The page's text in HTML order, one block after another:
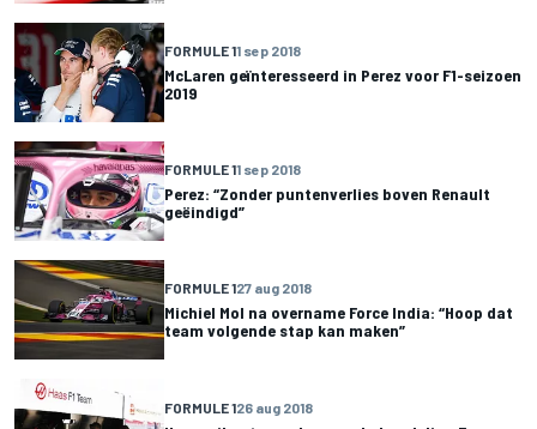
FORMULE 11 sep 2018
McLaren geïnteresseerd in Perez voor F1-seizoen
2019
FORMULE 11 sep 2018
Perez: “Zonder puntenverlies boven Renault
geëindigd”
FORMULE 127 aug 2018
Michiel Mol na overname Force India: “Hoop dat
team volgende stap kan maken”
FORMULE 126 aug 2018